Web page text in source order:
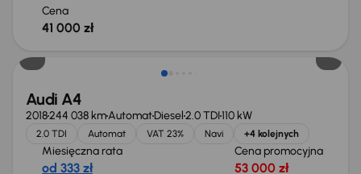
Cena
41 000 zł
Audi A4
2018244 038 kmAutomatDiesel2.0 TDI110 kW
2.0 TDI Automat VAT 23% Navi +4 kolejnych
Miesięczna rata
od 333 zł
Cena promocyjna
53 000 zł